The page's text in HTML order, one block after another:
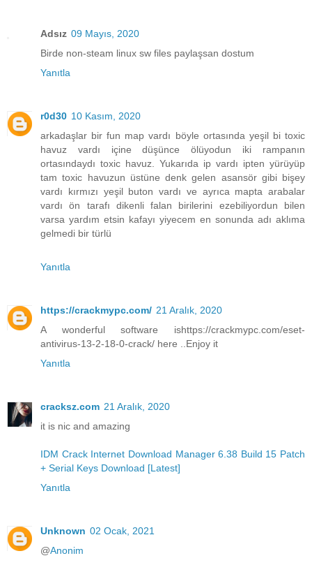
Adsız 09 Mayıs, 2020
Birde non-steam linux sw files paylaşsan dostum
Yanıtla
r0d30 10 Kasım, 2020
arkadaşlar bir fun map vardı böyle ortasında yeşil bi toxic
havuz vardı içine düşünce ölüyodun iki rampanın
ortasındaydı toxic havuz. Yukarıda ip vardı ipten yürüyüp
tam toxic havuzun üstüne denk gelen asansör gibi bişey
vardı kırmızı yeşil buton vardı ve ayrıca mapta arabalar
vardı ön tarafı dikenli falan birilerini ezebiliyordun bilen
varsa yardım etsin kafayı yiyecem en sonunda adı aklıma
gelmedi bir türlü
Yanıtla
https://crackmypc.com/ 21 Aralık, 2020
A wonderful software ishttps://crackmypc.com/eset-
antivirus-13-2-18-0-crack/ here ..Enjoy it
Yanıtla
cracksz.com 21 Aralık, 2020
it is nic and amazing
IDM Crack Internet Download Manager 6.38 Build 15 Patch
+ Serial Keys Download [Latest]
Yanıtla
Unknown 02 Ocak, 2021
@Anonim